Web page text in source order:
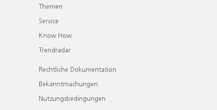
Themen
Service
Know How
Trendradar
Rechtliche Dokumentation
Bekanntmachungen
Nutzungsbedingungen